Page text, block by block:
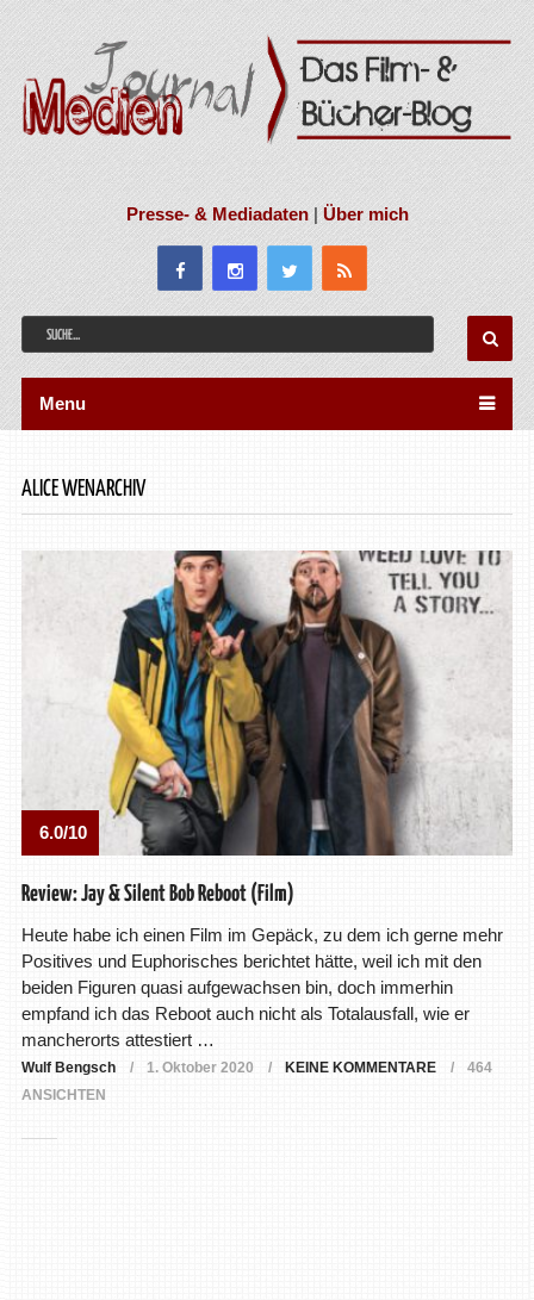
Presse- & Mediadaten|Über mich
Menu
ALICE WENARCHIV
6.0/10
Review: Jay & Silent Bob Reboot (Film)
Heute habe ich einen Film im Gepäck, zu dem ich gerne mehr
Positives und Euphorisches berichtet hätte, weil ich mit den
beiden Figuren quasi aufgewachsen bin, doch immerhin
empfand ich das Reboot auch nicht als Totalausfall, wie er
mancherorts attestiert …
Wulf Bengsch 1. Oktober 2020 KEINE KOMMENTARE
464
ANSICHTEN